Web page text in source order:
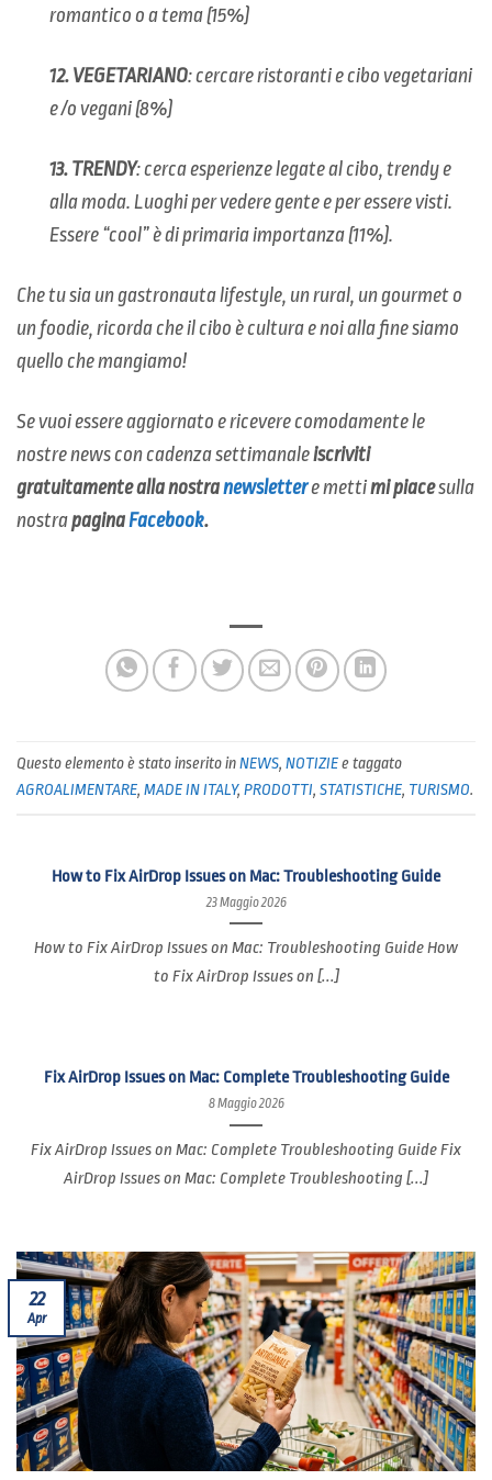
romantico o a tema (15%)
12. VEGETARIANO: cercare ristoranti e cibo vegetariani
e /o vegani (8%)
13. TRENDY: cerca esperienze legate al cibo, trendy e
alla moda. Luoghi per vedere gente e per essere visti.
Essere “cool” è di primaria importanza (11%).
Che tu sia un gastronauta lifestyle, un rural, un gourmet o
un foodie, ricorda che il cibo è cultura e noi alla fine siamo
quello che mangiamo!
Se vuoi essere aggiornato e ricevere comodamente le
nostre news con cadenza settimanaleiscriviti
gratuitamente alla nostranewslettere mettimi piacesulla
nostrapaginaFacebook.
Questo elemento è stato inserito inNEWS, NOTIZIEe taggato
AGROALIMENTARE, MADE IN ITALY, PRODOTTI, STATISTICHE, TURISMO.
How to Fix AirDrop Issues on Mac: Troubleshooting Guide
23 Maggio 2026
How to Fix AirDrop Issues on Mac: Troubleshooting Guide How
to Fix AirDrop Issues on [...]
Fix AirDrop Issues on Mac: Complete Troubleshooting Guide
8 Maggio 2026
Fix AirDrop Issues on Mac: Complete Troubleshooting Guide Fix
AirDrop Issues on Mac: Complete Troubleshooting [...]
22
Apr